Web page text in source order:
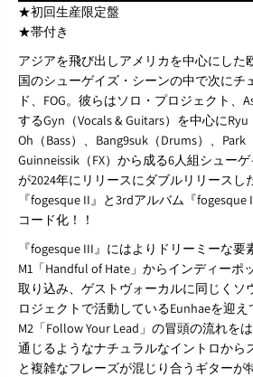
★初回生産限定盤
★帯付き
アジアを飛び出しアメリカを中心にした
国のシューゲイズ・シーンの中で次にチ
ド、FOG。彼らはソロ・プロジェクト、
するGyn（Vocals & Guitars）を中心にRyu
Oh（Bass）、Bang9suk（Drums）、Park
Guinneissik（FX）から成る6人組シュー
が2024年にリリースにダブルリリースし
『fogesque II』と3rdアルバム『
コード化！！
『fogesque III』にはよりドリーミーな要
M1「Handful of Hate」からインディーポ
取り込み、ゲストヴォーカルに同じくソ
ロジェクトで活動しているEunhaeを迎
M2「Follow Your Lead」の冒頭の流れを
通じるようなナチュラルなイントロから
と複雑なフレーズが混じり合うギターが